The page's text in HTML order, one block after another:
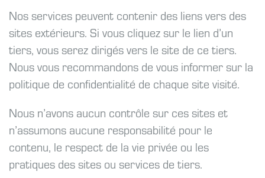
Nos services peuvent contenir des liens vers des
sites extérieurs. Si vous cliquez sur le lien d’un
tiers, vous serez dirigés vers le site de ce tiers.
Nous vous recommandons de vous informer sur la
politique de confidentialité de chaque site visité.
Nous n’avons aucun contrôle sur ces sites et
n’assumons aucune responsabilité pour le
contenu, le respect de la vie privée ou les
pratiques des sites ou services de tiers.